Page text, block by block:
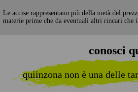
Le accise rappresentano più della metà del
materie prime che da eventuali altri rincari che
conosci
quiinzona non è una delle